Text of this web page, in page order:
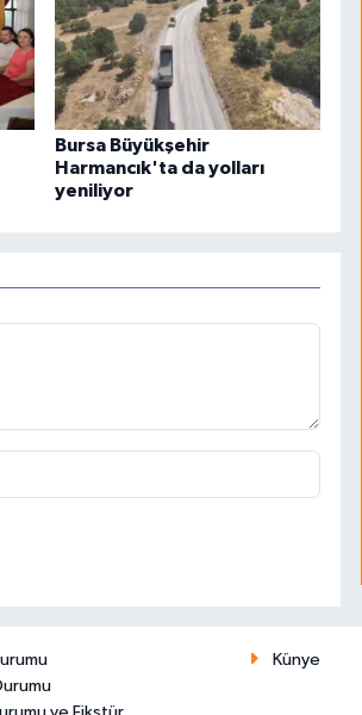
Bursa Büyükşehir
Harmancık'ta da yolları
yeniliyor
Künye